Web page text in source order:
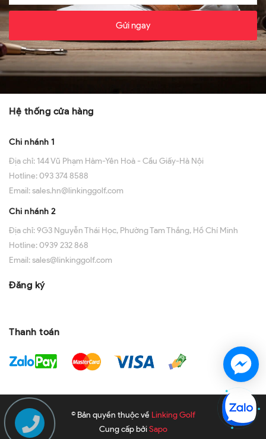
Gửi ngay
Hệ thống cửa hàng
Chi nhánh 1
Địa chỉ: 144 Vũ Phạm Hàm-Yên Hoà - Cầu Giấy-Hà Nội
Hotline:093 374 8588
Email:sales.hn@linkinggolf.com
Chi nhánh 2
Địa chỉ:9G3 Nguyễn Thái Học, Phường Tam Thắng, Hồ Chí Minh
Hotline:0939 232 868
Email:sales@linkinggolf.com
Đăng ký
Thanh toán
© Bản quyền thuộc về Linking Golf
Cung cấp bởiSapo